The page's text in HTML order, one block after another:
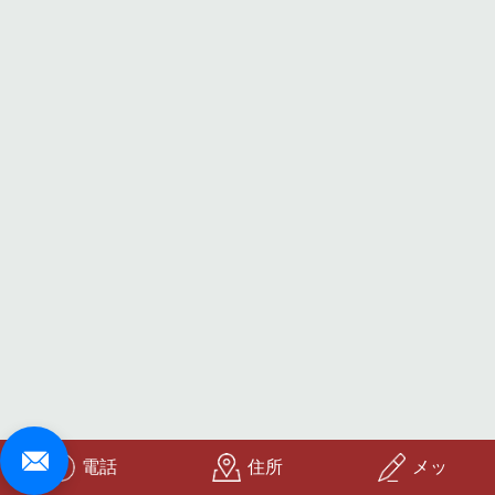
電話 住所 メッ